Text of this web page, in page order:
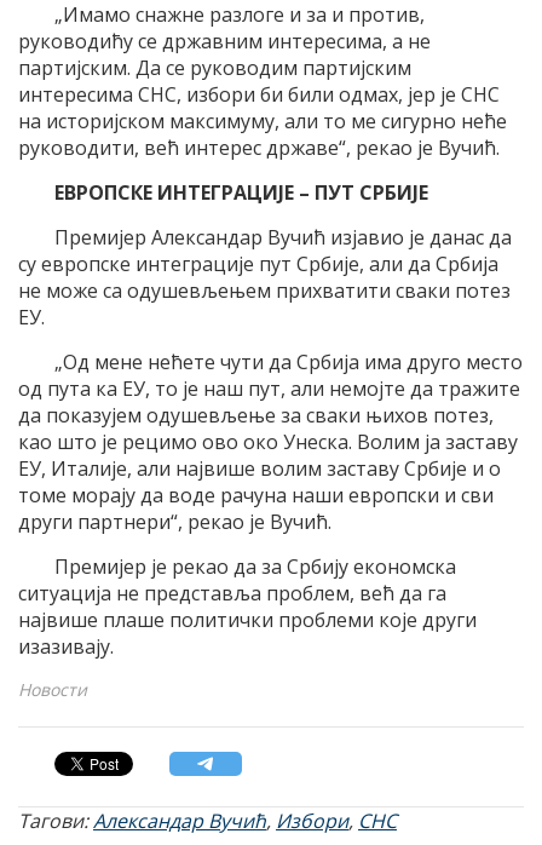
„Имамо снажне разлоге и за и против,
руководићу се државним интересима, а не
партијским. Да се руководим партијским
интересима СНС, избори би били одмах, јер је СНС
на историјском максимуму, али то ме сигурно неће
руководити, већ интерес државе“, рекао је Вучић.
ЕВРОПСКЕ ИНТЕГРАЦИЈЕ – ПУТ СРБИЈЕ
Премијер Александар Вучић изјавио је данас да
су европске интеграције пут Србије, али да Србија
не може са одушевљењем прихватити сваки потез
ЕУ.
„Од мене нећете чути да Србија има друго место
од пута ка ЕУ, то је наш пут, али немојте да тражите
да показујем одушевљење за сваки њихов потез,
као што је рецимо ово око Унеска. Волим ја заставу
ЕУ, Италије, али највише волим заставу Србије и о
томе морају да воде рачуна наши европски и сви
други партнери“, рекао је Вучић.
Премијер је рекао да за Србију економска
ситуација не представља проблем, већ да га
највише плаше политички проблеми које други
изазивају.
Новости
Тагови:Александар Вучић, Избори, СНС